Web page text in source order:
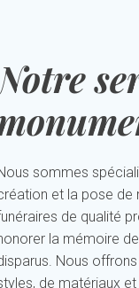
sommes
et la pose de
de qualité
la mémoire
Nous
de matériaux